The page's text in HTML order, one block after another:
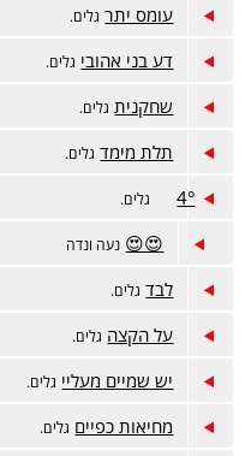
עומס יתר גלים.
דע בני אהובי גלים.
שחקנית גלים.
תלת מימד גלים.
4° גלים.
😍😍 נעה ונדה
לבד גלים.
על הקצה גלים.
יש שמיים מעליי גלים.
מחיאות כפיים גלים.